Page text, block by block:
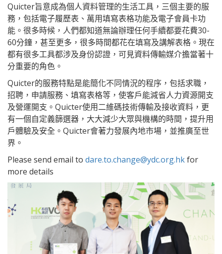
Quicter旨意成為個人資料管理的生活工具，三個主要的服
務，包括電子履歷表、萬用填寫表格功能及電子會員卡功
能。很多時候，人們都知道無論辦理任何手續都要花費30-
60分鐘，甚至更多，很多時間都花在填寫及講解表格。現在
都有很多工具都涉及身份認證，可見資料傳輸媒介擔當著十
分重要的角色。
Quicter的服務特點是能簡化不同情況的程序，包括求職，
招聘，申請服務、填寫表格等，使客戶能減省人力資源開支
及營運開支。Quicter使用二維碼技術傳輸及接收資料，更
有一個自定義篩選器，大大減少大眾與機構的時間，提升用
戶體驗及安全。Quicter會著力發展內地市場，並推廣至世
界。
Please send email to dare.to.change@ydc.org.hkfor
more details